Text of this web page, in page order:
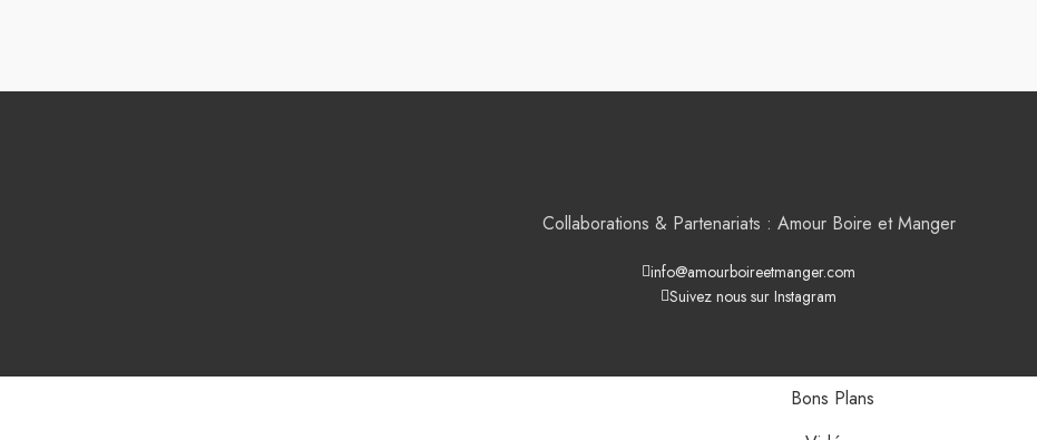
Collaborations & Partenariats : Amour Boire et Manger
info@amourboireetmanger.com
Suivez nous sur Instagram
Bons Plans